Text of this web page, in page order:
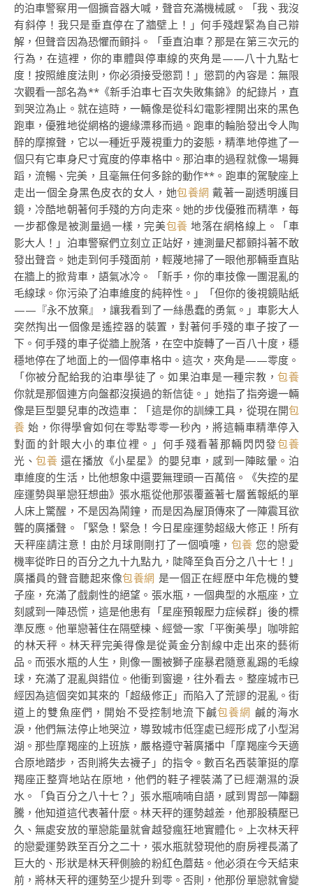
的泊車警察用一個擴音器大喊，聲音充滿機械感。「我、我沒
有斜停！我只是垂直停在了牆壁上！」何手殘趕緊為自己辯
解，但聲音因為恐懼而顫抖。「垂直泊車？那是在第三次元的
行為，在這裡，你的車體與停車線的夾角是——八十九點七
度！按照維度法則，你必須接受懲罰！」懲罰的內容是：無限
次觀看一部名為**《新手泊車七百次失敗集錦》的紀錄片，直
到哭泣為止。就在這時，一輛像是從科幻電影裡開出來的黑色
跑車，優雅地從網格的邊緣漂移而過。跑車的輪胎發出令人陶
醉的摩擦聲，它以一種近乎蔑視重力的姿態，精準地停進了一
個只有它車身尺寸寬度的停車格中。那泊車的過程就像一場舞
蹈，流暢、完美，且毫無任何多餘的動作**。跑車的駕駛座上
走出一個全身黑色皮衣的女人，她包養網 戴著一副透明護目
鏡，冷酷地朝著何手殘的方向走來。她的步伐優雅而精準，每
一步都像是被測量過一樣，完美包養 地落在網格線上。「車
影大人！」泊車警察們立刻立正站好，連測量尺都顫抖著不敢
發出聲音。她走到何手殘面前，輕蔑地掃了一眼他那輛垂直貼
在牆上的掀背車，語氣冰冷。「新手，你的車技像一團混亂的
毛線球。你污染了泊車維度的純粹性。」「但你的後視鏡貼紙
——『永不放棄』，讓我看到了一絲愚蠢的勇氣。」車影大人
突然掏出一個像是遙控器的裝置，對著何手殘的車子按了一
下。何手殘的車子從牆上脫落，在空中旋轉了一百八十度，穩
穩地停在了地面上的一個停車格中。這次，夾角是——零度。
「你被分配給我的泊車學徒了。如果泊車是一種宗教，包養
你就是那個連方向盤都沒摸過的新信徒。」她指了指旁邊一輛
像是巨型嬰兒車的改造車：「這是你的訓練工具，從現在開包
養 始，你得學會如何在零點零零一秒內，將這輛車精準停入
對面的針眼大小的車位裡。」何手殘看著那輛閃閃發包養
光、包養 還在播放《小星星》的嬰兒車，感到一陣眩暈。泊
車維度的生活，比他想象中還要無理頭一百萬倍。《失控的星
座運勢與單戀狂想曲》張水瓶從他那張覆蓋著七層舊報紙的單
人床上驚醒，不是因為鬧鐘，而是因為屋頂傳來了一陣震耳欲
聾的廣播聲。「緊急！緊急！今日星座運勢超級大修正！所有
天秤座請注意！由於月球剛剛打了一個噴嚏， 包養 您的戀愛
機率從昨日的百分之九十九點九，陡降至負百分之八十七！」
廣播員的聲音聽起來像包養網 是一個正在經歷中年危機的雙
子座，充滿了戲劇性的絕望。張水瓶，一個典型的水瓶座，立
刻感到一陣恐慌，這是他患有「星座預報壓力症候群」後的標
準反應。他單戀著住在隔壁棟、經營一家「平衡美學」咖啡館
的林天秤。林天秤完美得像是從黃金分割線中走出來的藝術
品。而張水瓶的人生，則像一團被獅子座暴君隨意亂踢的毛線
球，充滿了混亂與錯位。他衝到窗邊，往外看去。整座城市已
經因為這個突如其來的「超級修正」而陷入了荒謬的混亂。街
道上的雙魚座們，開始不受控制地流下鹹包養網 鹹的海水
淚，他們無法停止地哭泣，導致城市低窪處已經形成了小型潟
湖。那些摩羯座的上班族，嚴格遵守著廣播中「摩羯座今天適
合原地踏步，否則將失去襪子」的指令。數百名西裝筆挺的摩
羯座正整齊地站在原地，他們的鞋子裡裝滿了已經潮濕的淚
水。「負百分之八十七？」張水瓶喃喃自語，感到胃部一陣翻
騰，他知道這代表著什麼。林天秤的運勢越差，他那股積壓已
久、無處安放的單戀能量就會越發瘋狂地實體化。上次林天秤
的戀愛運勢跌至百分之二十，張水瓶就發現他的廚房裡長滿了
巨大的、形狀是林天秤側臉的粉紅色蘑菇。他必須在今天結束
前，將林天秤的運勢至少提升到零。否則，他那份單戀就會變